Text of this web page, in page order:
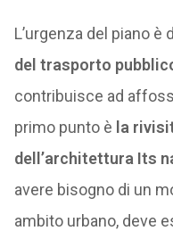
L’urgenza del piano è
del trasporto
contribuisce ad
primo punto è la
dell’architettura Its
avere bisogno di un
ambito urbano, deve